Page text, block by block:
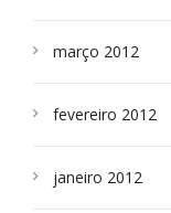
março 2012
fevereiro 2012
janeiro 2012